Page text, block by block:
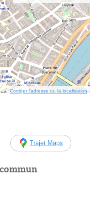
Corriger l’adresse ou la localisation
Trajet Maps